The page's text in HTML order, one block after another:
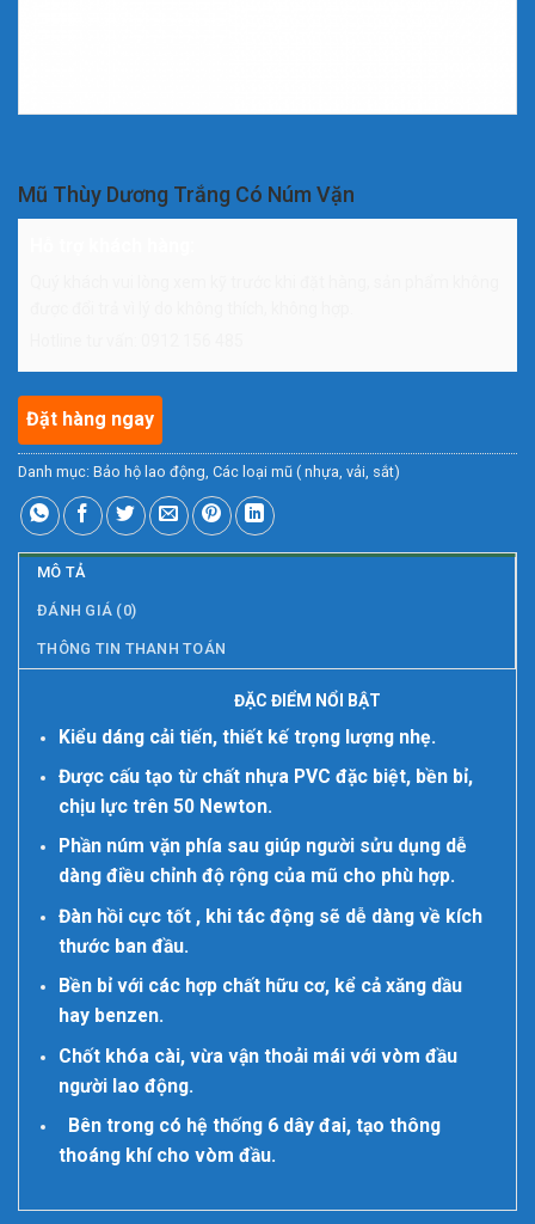
Mũ Thùy Dương Trắng Có Núm Vặn
Đặt hàng ngay
Danh mục: Bảo hộ lao động, Các loại mũ ( nhựa, vải, sắt)
MÔ TẢ
ĐÁNH GIÁ (0)
THÔNG TIN THANH TOÁN
ĐẶC ĐIỂM NỔI BẬT
Kiểu dáng cải tiến, thiết kế trọng lượng nhẹ.
Được cấu tạo từ chất nhựa PVC đặc biệt, bền bỉ,
chịu lực trên 50 Newton.
Phần núm vặn phía sau giúp người sửu dụng dễ
dàng điều chỉnh độ rộng của mũ cho phù hợp.
Đàn hồi cực tốt , khi tác động sẽ dễ dàng về kích
thước ban đầu.
Bền bỉ với các hợp chất hữu cơ, kể cả xăng dầu
hay benzen.
Chốt khóa cài, vừa vận thoải mái với vòm đầu
người lao động.
Bên trong có hệ thống 6 dây đai, tạo thông
thoáng khí cho vòm đầu.